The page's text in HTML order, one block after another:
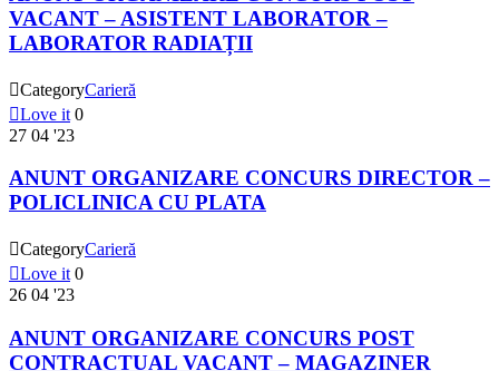
VACANT – ASISTENT LABORATOR –
LABORATOR RADIAȚII
CategoryCarieră
Love it 0
27 04 '23
ANUNT ORGANIZARE CONCURS DIRECTOR –
POLICLINICA CU PLATA
CategoryCarieră
Love it 0
26 04 '23
ANUNT ORGANIZARE CONCURS POST
CONTRACTUAL VACANT – MAGAZINER